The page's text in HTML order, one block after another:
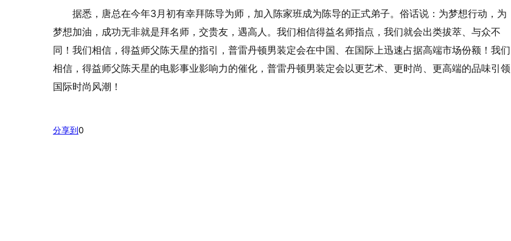
据悉，唐总在今年3月初有幸拜陈导为师，加入陈家班成为陈导的正式弟子。俗话说：为梦想行动，为
梦想加油，成功无非就是拜名师，交贵友，遇高人。我们相信得益名师指点，我们就会出类拔萃、与众不
同！我们相信，得益师父陈天星的指引，普雷丹顿男装定会在中国、在国际上迅速占据高端市场份额！我们
相信，得益师父陈天星的电影事业影响力的催化，普雷丹顿男装定会以更艺术、更时尚、更高端的品味引领
国际时尚风潮！
分享到0